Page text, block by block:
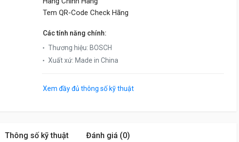
Tem QR-Code Check Hãng
Các tính năng chính:
Thương hiệu: BOSCH
Xuất xứ: Made in China
Xem đầy đủ thông số kỹ thuật
Thông số kỹ thuật Đánh giá (0)